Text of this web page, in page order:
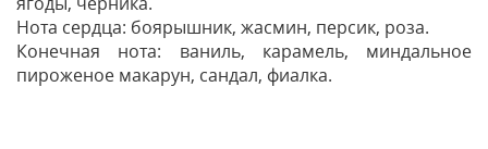
Нота сердца: боярышник, жасмин, персик, роза.
Конечная нота: ваниль, карамель, миндальное
пироженое макарун, сандал, фиалка.